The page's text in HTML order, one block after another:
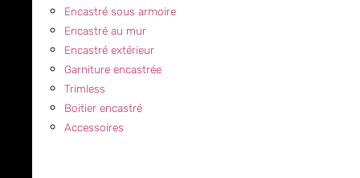
Encastré sous armoire
Encastré au mur
Encastré extérieur
Garniture encastrée
Trimless
Boitier encastré
Accessoires